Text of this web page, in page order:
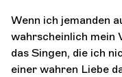
Wenn ich jemanden
wahrscheinlich mein
das Singen, die ich
einer wahren Liebe